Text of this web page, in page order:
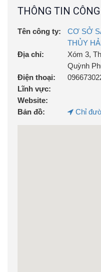
THÔNG TIN
Tên công ty:
CƠ SỞ
THỦY
Địa chỉ:
Xóm 3,
Quỳnh
Điện thoại:
Lĩnh vực:
Website:
Bản đồ:
Chỉ